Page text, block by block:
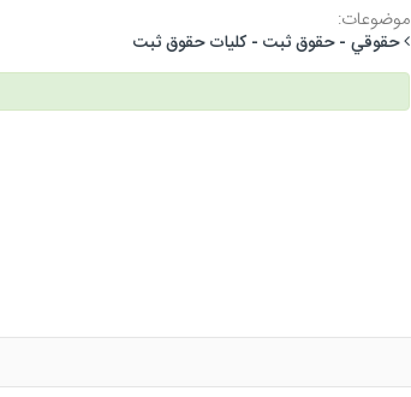
موضوعات:
حقوقي - حقوق ثبت - كليات حقوق ثبت